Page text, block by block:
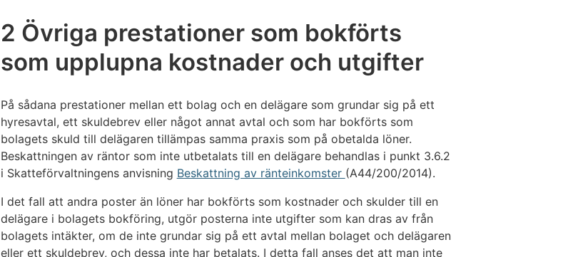
2 Övriga prestationer som bokförts
som upplupna kostnader och utgifter
På sådana prestationer mellan ett bolag och en delägare som grundar sig på ett
hyresavtal, ett skuldebrev eller något annat avtal och som har bokförts som
bolagets skuld till delägaren tillämpas samma praxis som på obetalda löner.
Beskattningen av räntor som inte utbetalats till en delägare behandlas i punkt 3.6.2
i Skatteförvaltningens anvisning Beskattning av ränteinkomster (A44/200/2014).
I det fall att andra poster än löner har bokförts som kostnader och skulder till en
delägare i bolagets bokföring, utgör posterna inte utgifter som kan dras av från
bolagets intäkter, om de inte grundar sig på ett avtal mellan bolaget och delägaren
eller ett skuldebrev, och dessa inte har betalats. I detta fall anses det att man inte